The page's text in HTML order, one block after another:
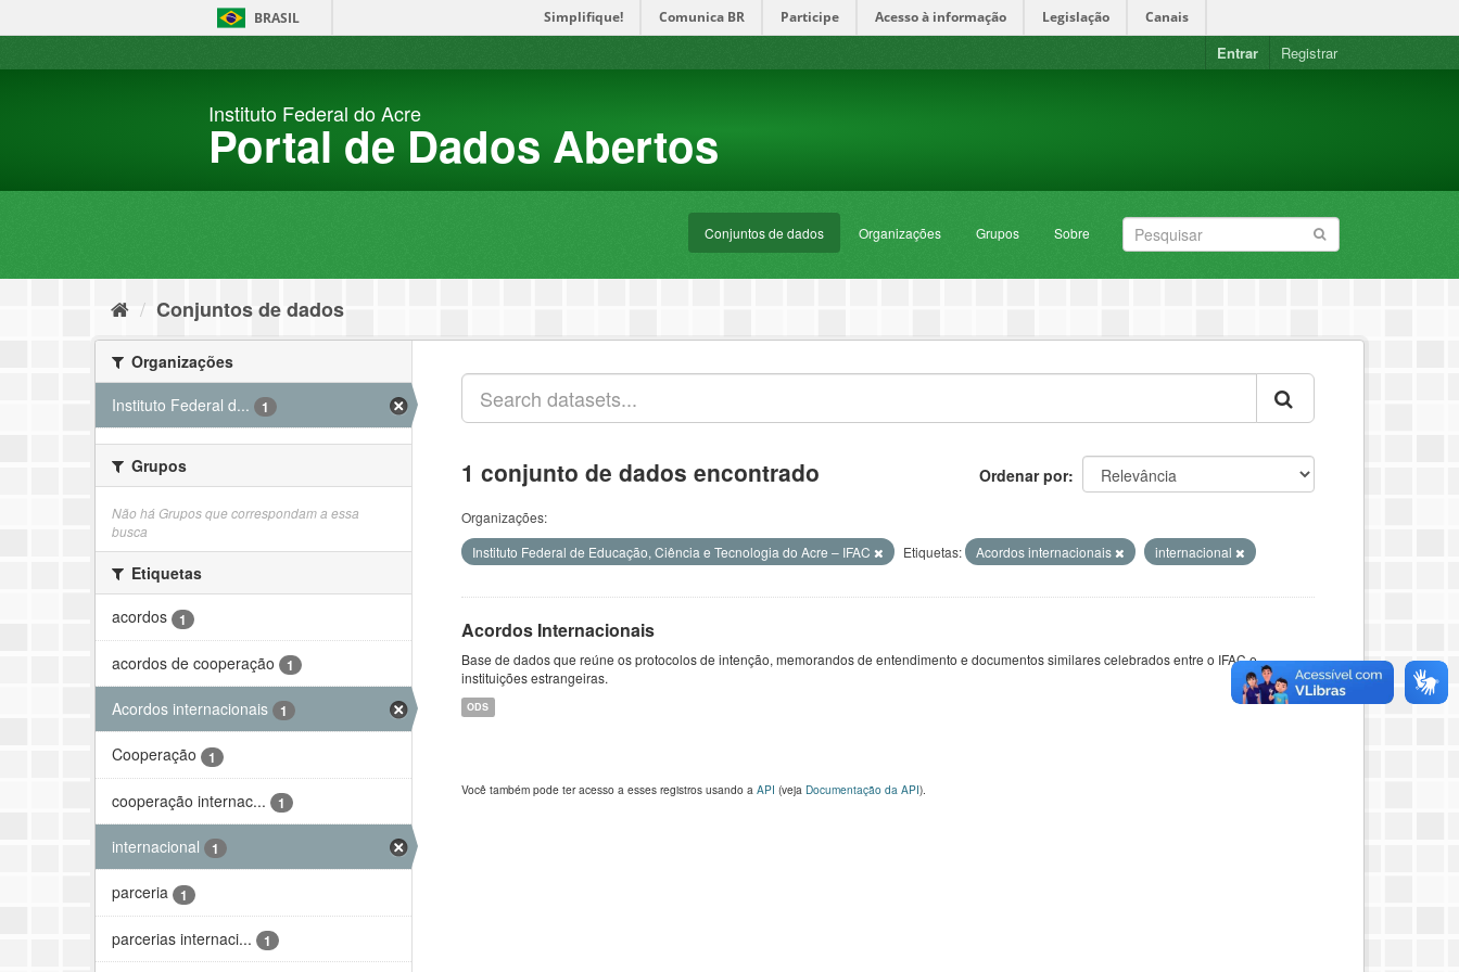
BRASIL Simplifique! Comunica BR Participe Acesso à informação Legislação Canais
Entrar Registrar
Instituto Federal do Acre
Portal de Dados Abertos
Conjuntos de dados Organizações Grupos Sobre
Conjuntos de dados
Organizações
Instituto Federal d...
1
Grupos
Não há Grupos que correspondam a essa
busca
Etiquetas
acordos
1
acordos de cooperação 1
Acordos internacionais 1
Cooperação 1
cooperação internac... 1
internacional 1
parceria 1
parcerias internaci...
1
Ordenar por
1 conjunto de dados encontrado
Organizações:
Instituto Federal de Educação, Ciência e Tecnologia do Acre – IFAC
Etiquetas: Acordos internacionais internacional
Acordos Internacionais
Base de dados que reúne os protocolos de intenção, memorandos de entendimento e documentos similares celebrados entre o IFAC e
instituições estrangeiras.
ODS
Você também pode ter acesso a esses registros usando a API (veja Documentação da API).